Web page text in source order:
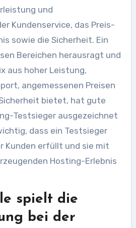
und
Kundenservice, das Preis-
sowie die Sicherheit. Ein
Bereichen herausragt und
aus hoher Leistung,
angemessenen Preisen
bietet, hat gute
Testsieger ausgezeichnet
dass ein Testsieger
Kunden erfüllt und sie mit
Hosting-Erlebnis
spielt die
bei der